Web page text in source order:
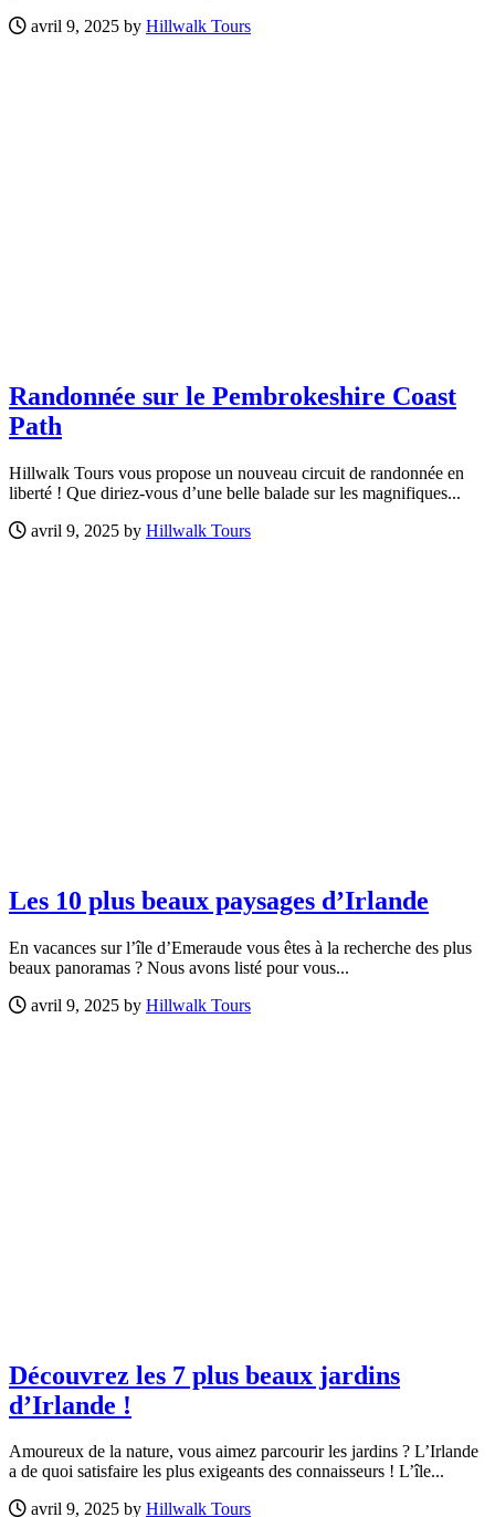
avril 9, 2025 by Hillwalk Tours
Randonnée sur le Pembrokeshire Coast
Path
Hillwalk Tours vous propose un nouveau circuit de randonnée en
liberté ! Que diriez-vous d’une belle balade sur les magnifiques...
avril 9, 2025 by Hillwalk Tours
Les 10 plus beaux paysages d’Irlande
En vacances sur l’île d’Emeraude vous êtes à la recherche des plus
beaux panoramas ? Nous avons listé pour vous...
avril 9, 2025 by Hillwalk Tours
Découvrez les 7 plus beaux jardins
d’Irlande !
Amoureux de la nature, vous aimez parcourir les jardins ? L’Irlande
a de quoi satisfaire les plus exigeants des connaisseurs ! L’île...
avril 9, 2025 by Hillwalk Tours